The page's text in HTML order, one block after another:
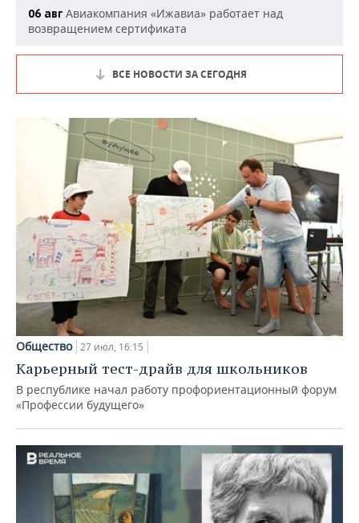
06 авг Авиакомпания «Ижавиа» работает над
возвращением сертификата
ВСЕ НОВОСТИ ЗА СЕГОДНЯ
Общество 27 июл, 16:15
Карьерный тест-драйв для школьников
В республике начал работу профориентационный форум
«Профессии будущего»